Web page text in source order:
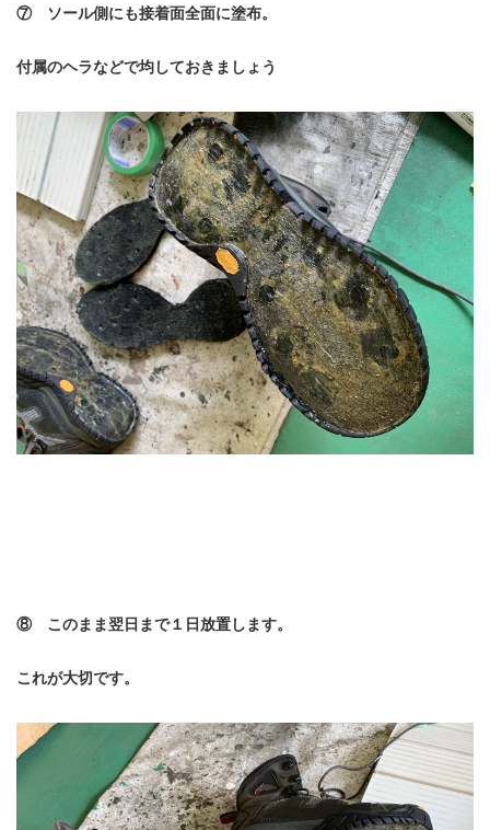
⑦ ソール側にも接着面全面に塗布。
付属のヘラなどで均しておきましょう
⑧ このまま翌日まで１日放置します。
これが大切です。